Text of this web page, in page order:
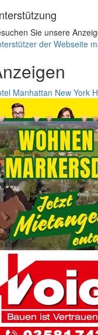
Sie unsere
der Webseite
Manhattan New York